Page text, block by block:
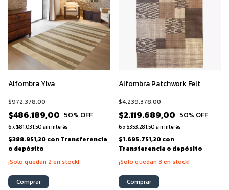
Alfombra Ylva
$486.189,00
$972.378,00
50% OFF
6x $81.031,50 sin interés
$388.951,20conTransferencia
o depósito
¡Solo quedan 2 en stock!
Comprar
Alfombra Patchwork Felt
$2.119.689,00
$4.239.378,00
50% OFF
6x $353.281,50 sin interés
$1.695.751,20con
Transferencia o depósito
¡Solo quedan 3 en stock!
Comprar